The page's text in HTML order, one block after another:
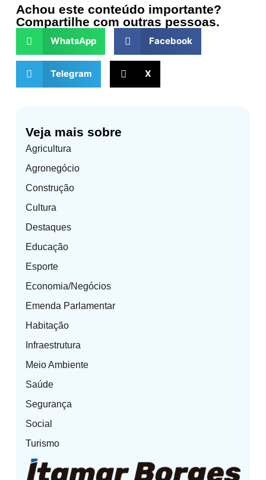
Veja mais sobre
Agricultura
Agronegócio
Construção
Cultura
Destaques
Educação
Esporte
Economia/Negócios
Emenda Parlamentar
Habitação
Infraestrutura
Meio Ambiente
Saúde
Segurança
Social
Turismo
Achou este conteúdo importante?
Compartilhe com outras pessoas.
WhatsApp Facebook
Telegram X